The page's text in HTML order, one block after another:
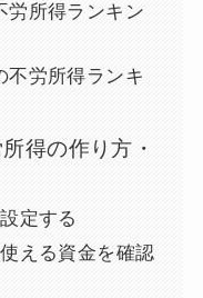
労所得ランキン
不労所得ランキ
得の作り方・
定する
える資金を確認